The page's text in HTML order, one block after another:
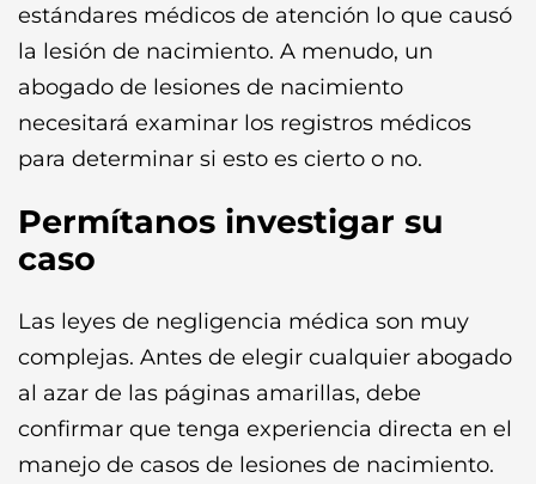
estándares médicos de atención lo que causó
la lesión de nacimiento. A menudo, un
abogado de lesiones de nacimiento
necesitará examinar los registros médicos
para determinar si esto es cierto o no.
Permítanos investigar su
caso
Las leyes de negligencia médica son muy
complejas. Antes de elegir cualquier abogado
al azar de las páginas amarillas, debe
confirmar que tenga experiencia directa en el
manejo de casos de lesiones de nacimiento.